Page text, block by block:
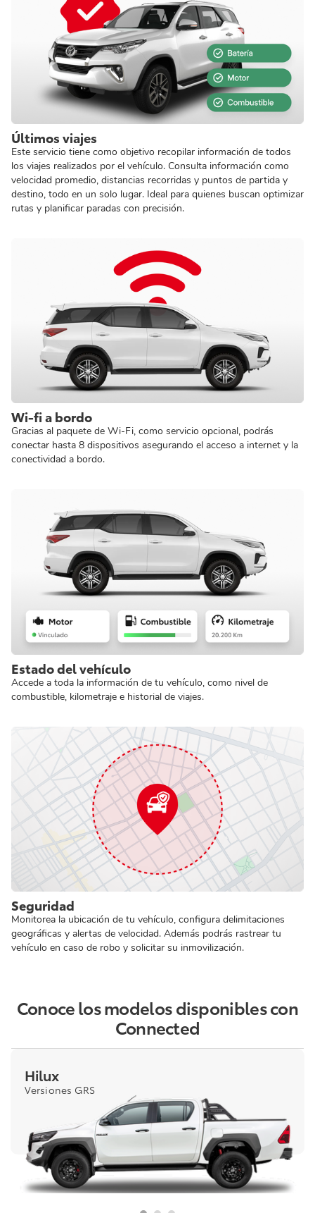
Últimos viajes
Este servicio tiene como objetivo recopilar información de todos
los viajes realizados por el vehículo. Consulta información como
velocidad promedio, distancias recorridas y puntos de partida y
destino, todo en un solo lugar. Ideal para quienes buscan optimizar
rutas y planificar paradas con precisión.
Wi-fi a bordo
Gracias al paquete de Wi-Fi, como servicio opcional, podrás
conectar hasta 8 dispositivos asegurando el acceso a internet y la
conectividad a bordo.
Estado del vehículo
Accede a toda la información de tu vehículo, como nivel de
combustible, kilometraje e historial de viajes.
Seguridad
Monitorea la ubicación de tu vehículo, configura delimitaciones
geográficas y alertas de velocidad. Además podrás rastrear tu
vehículo en caso de robo y solicitar su inmovilización.
Conoce los modelos disponibles con
Connected
Versiones GRS
Hilux